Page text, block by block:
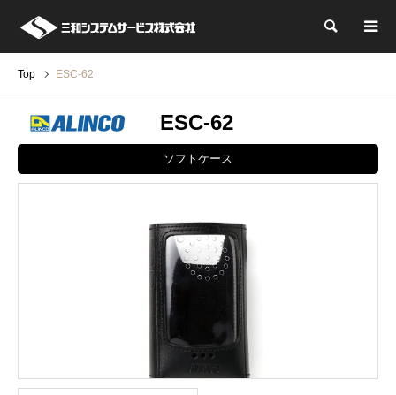
検索
Top ESC-62
ESC-62
ソフトケース